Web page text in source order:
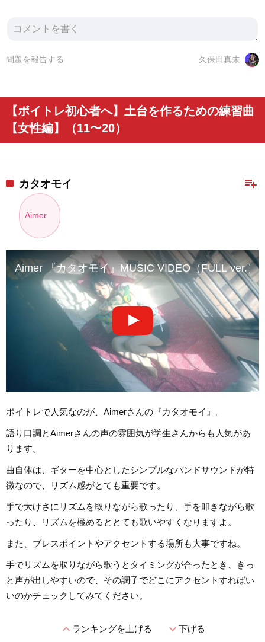
久保田真未
問題を報告する
【ボイトレ初心者へ】土台を作るための練習曲
【女性編】（11〜20）
playlist_add
カタオモイ
Aimer
Aimer 『カタオモイ』MUSIC VIDEO（FULL ver.）
ボイトレで人気なのが、Aimerさんの『カタオモイ』。
語り口調とAimerさんの声の雰囲気が学生さんからも人気があ
ります。
曲自体は、ギターを中心としたシンプルなバンドサウンドが特
徴なので、リズム感がとても重要です。
手で大げさにリズムを取りながら歌ったり、手を叩きながら歌
ったり、リズムを極めるととても歌いやすくなりますよ。
また、ブレスポイントやアクセントする場所も大事ですね。
手でリズムを取りながら歌うとタイミングが合ったとき、きっ
と声が出しやすいので、その調子でどこにアクセントすればい
いのかチェックしてみてください。
expand_lessランキングを上げる expand_more下げる